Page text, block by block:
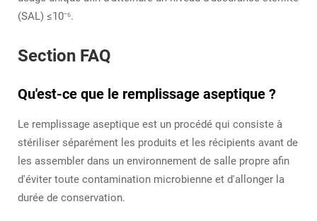
(SAL) ≤10⁻⁶.
Section FAQ
Qu'est-ce que le remplissage aseptique ?
Le remplissage aseptique est un procédé qui consiste à
stériliser séparément les produits et les récipients avant de
les assembler dans un environnement de salle propre afin
d'éviter toute contamination microbienne et d'allonger la
durée de conservation.